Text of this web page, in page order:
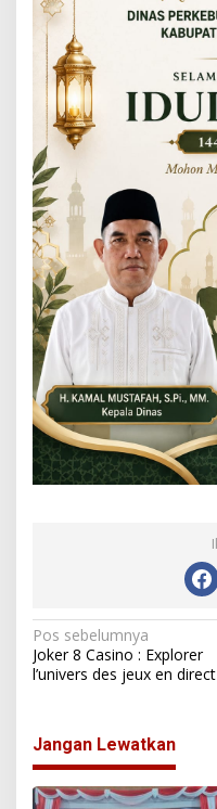
N
a
i
g
a
Pos sebelumnya
Joker 8 Casino : Explorer
l’univers des jeux en direct
Jangan Lewatkan